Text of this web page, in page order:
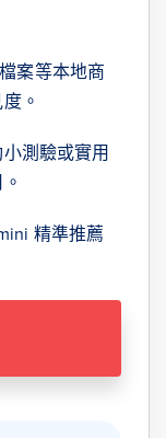
案等本地商
。
測驗或實用
精準推薦